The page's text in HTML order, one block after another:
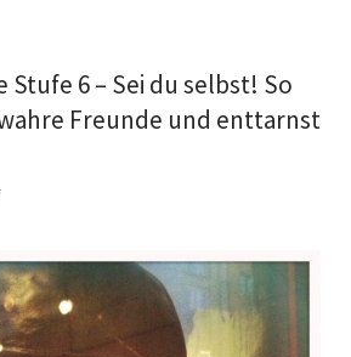
Stufe 6 – Sei du selbst! So
Freunde und enttarnst